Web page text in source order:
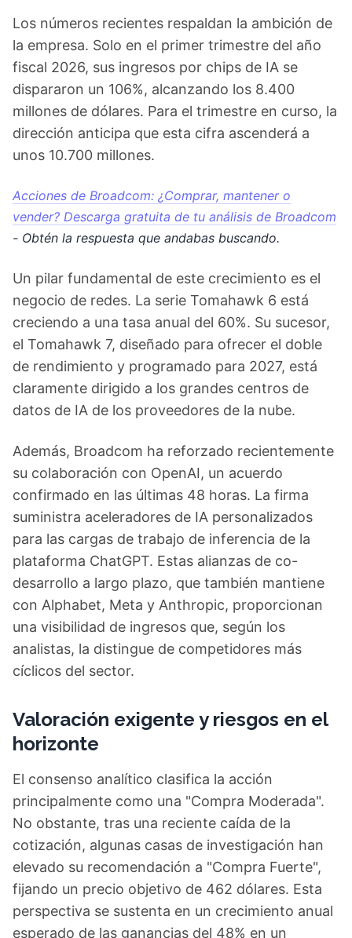
Los números recientes respaldan la ambición de
la empresa. Solo en el primer trimestre del año
fiscal 2026, sus ingresos por chips de IA se
dispararon un 106%, alcanzando los 8.400
millones de dólares. Para el trimestre en curso, la
dirección anticipa que esta cifra ascenderá a
unos 10.700 millones.
Acciones de Broadcom: ¿Comprar, mantener o
vender? Descarga gratuita de tu análisis de Broadcom
- Obtén la respuesta que andabas buscando.
Un pilar fundamental de este crecimiento es el
negocio de redes. La serie Tomahawk 6 está
creciendo a una tasa anual del 60%. Su sucesor,
el Tomahawk 7, diseñado para ofrecer el doble
de rendimiento y programado para 2027, está
claramente dirigido a los grandes centros de
datos de IA de los proveedores de la nube.
Además, Broadcom ha reforzado recientemente
su colaboración con OpenAI, un acuerdo
confirmado en las últimas 48 horas. La firma
suministra aceleradores de IA personalizados
para las cargas de trabajo de inferencia de la
plataforma ChatGPT. Estas alianzas de co-
desarrollo a largo plazo, que también mantiene
con Alphabet, Meta y Anthropic, proporcionan
una visibilidad de ingresos que, según los
analistas, la distingue de competidores más
cíclicos del sector.
Valoración exigente y riesgos en el
horizonte
El consenso analítico clasifica la acción
principalmente como una "Compra Moderada".
No obstante, tras una reciente caída de la
cotización, algunas casas de investigación han
elevado su recomendación a "Compra Fuerte",
fijando un precio objetivo de 462 dólares. Esta
perspectiva se sustenta en un crecimiento anual
esperado de las ganancias del 48% en un